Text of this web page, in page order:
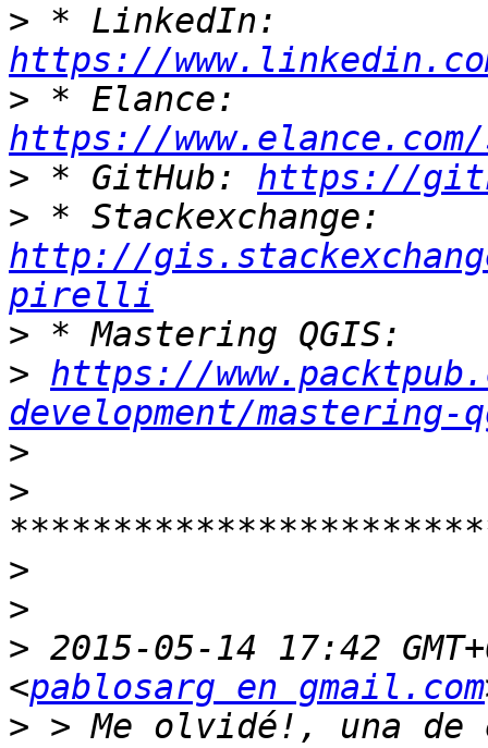
>
https://
>
https://
> * GitHub: https://
>
http://
pirelli
>
> https://
development/mastering-
>
>
>
>
> 2015-05-14 17:42
<pablosarg en gmail.com
> > Me olvidé!, una de